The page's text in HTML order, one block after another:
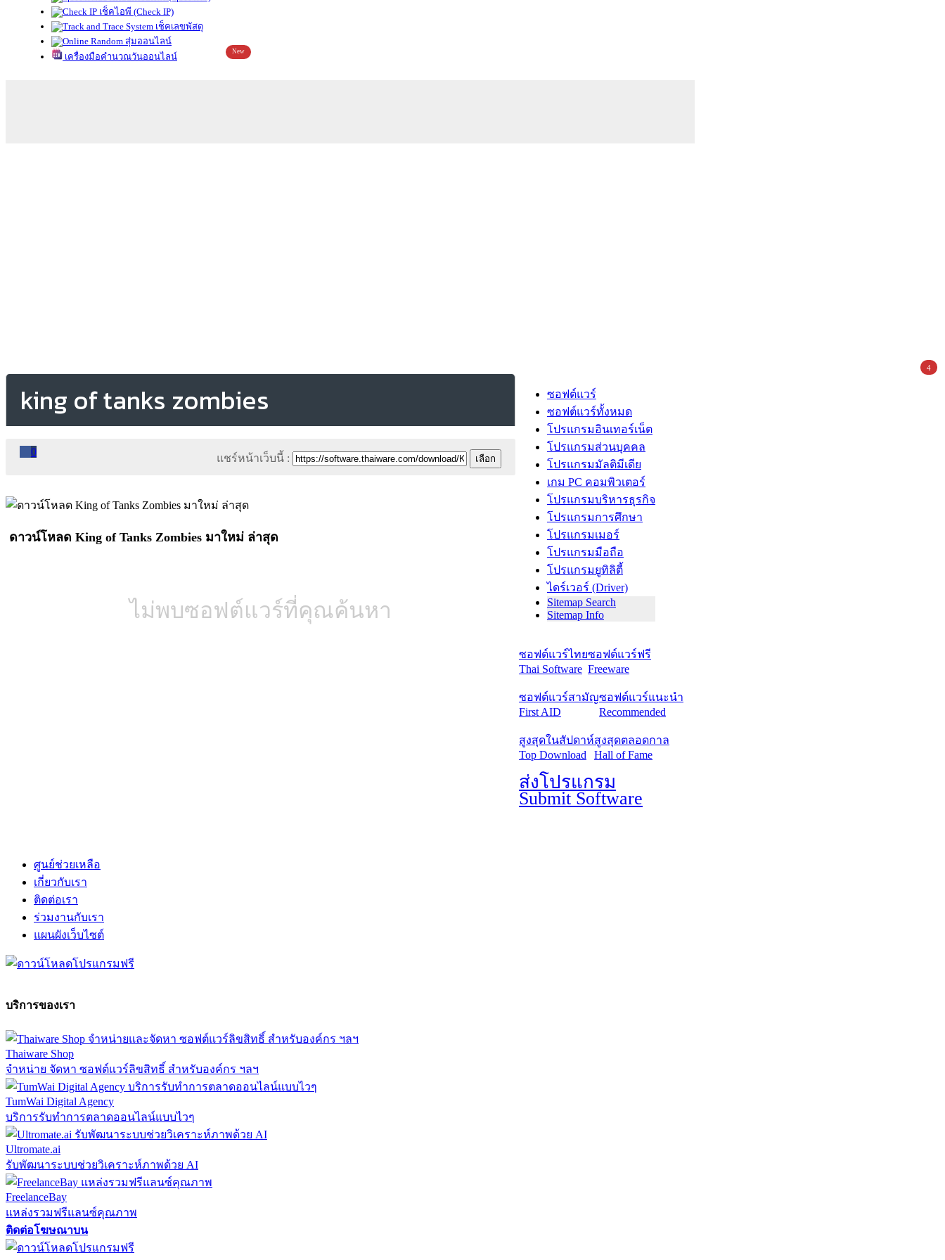
เช็คไอพี (Check IP)
เช็คเลขพัสดุ
สุ่มออนไลน์
เครื่องมือคำนวณวันออนไลน์
New
king of tanks zombies
0
แชร์หน้าเว็บนี้ :
ดาวน์โหลด King of Tanks Zombies มาใหม่ ล่าสุด
ไม่พบซอฟต์แวร์ที่คุณค้นหา
ซอฟต์แวร์
ซอฟต์แวร์ทั้งหมด
โปรแกรมอินเทอร์เน็ต
โปรแกรมส่วนบุคคล
โปรแกรมมัลติมีเดีย
เกม PC คอมพิวเตอร์
โปรแกรมบริหารธุรกิจ
โปรแกรมการศึกษา
โปรแกรมเมอร์
โปรแกรมมือถือ
โปรแกรมยูทิลิตี้
ไดร์เวอร์ (Driver)
Sitemap Search
Sitemap Info
ซอฟต์แวร์ไทย
Thai Software
ซอฟต์แวร์ฟรี
Freeware
ซอฟต์แวร์สามัญ
First AID
ซอฟต์แวร์แนะนำ
Recommended
สูงสุดในสัปดาห์
Top Download
สูงสุดตลอดกาล
Hall of Fame
ส่งโปรแกรม
Submit Software
ศูนย์ช่วยเหลือ
เกี่ยวกับเรา
ติดต่อเรา
ร่วมงานกับเรา
4
แผนผังเว็บไซต์
บริการของเรา
Thaiware Shop
จำหน่าย จัดหา ซอฟต์แวร์ลิขสิทธิ์ สำหรับองค์กร ฯลฯ
TumWai Digital Agency
บริการรับทำการตลาดออนไลน์แบบไวๆ
Ultromate.ai
รับพัฒนาระบบช่วยวิเคราะห์ภาพด้วย AI
FreelanceBay
แหล่งรวมฟรีแลนซ์คุณภาพ
ติดต่อโฆษณาบน